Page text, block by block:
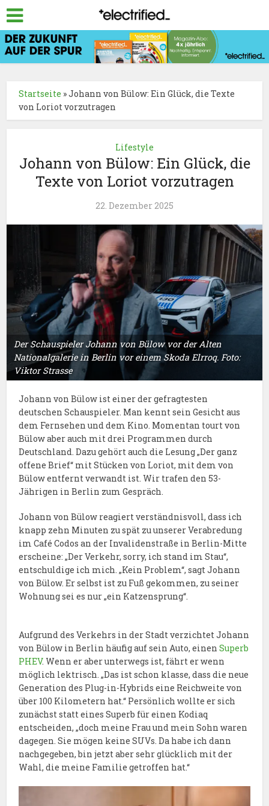
Startseite »Johann von Bülow: Ein Glück, die Texte
von Loriot vorzutragen
Lifestyle
Johann von Bülow: Ein Glück, die
Texte von Loriot vorzutragen
22. Dezember 2025
Der Schauspieler Johann von Bülow vor der Alten
Nationalgalerie in Berlin vor einem Skoda Elrroq. Foto:
Viktor Strasse
Johann von Bülow ist einer der gefragtesten
deutschen Schauspieler. Man kennt sein Gesicht aus
dem Fernsehen und dem Kino. Momentan tourt von
Bülow aber auch mit drei Programmen durch
Deutschland. Dazu gehört auch die Lesung „Der ganz
offene Brief“ mit Stücken von Loriot, mit dem von
Bülow entfernt verwandt ist. Wir trafen den 53-
Jährigen in Berlin zum Gespräch.
Johann von Bülow reagiert verständnisvoll, dass ich
knapp zehn Minuten zu spät zu unserer Verabredung
im Café Codos an der Invalidenstraße in Berlin-Mitte
erscheine: „Der Verkehr, sorry, ich stand im Stau“,
entschuldige ich mich. „Kein Problem“, sagt Johann
von Bülow. Er selbst ist zu Fuß gekommen, zu seiner
Wohnung sei es nur „ein Katzensprung“.
Aufgrund des Verkehrs in der Stadt verzichtet Johann
von Bülow in Berlin häufig auf sein Auto, einenSuperb
PHEV. Wenn er aber unterwegs ist, fährt er wenn
möglich lektrisch. „Das ist schon klasse, dass die neue
Generation des Plug-in-Hybrids eine Reichweite von
über 100 Kilometern hat.“ Persönlich wollte er sich
zunächst statt eines Superb für einen Kodiaq
entscheiden, „doch meine Frau und mein Sohn waren
dagegen. Sie mögen keine SUVs. Da habe ich dann
nachgegeben, bin jetzt aber sehr glücklich mit der
Wahl, die meine Familie getroffen hat.“